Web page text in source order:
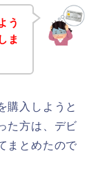
う
ま
購入しようと
た方は、デビ
まとめたので